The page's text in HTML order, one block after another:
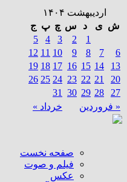
اردیبهشت ۱۴۰۴
ش ی د س چ پ ج
« فروردین خرداد »
1
2
3
4
5
6
7
8
9
10
11
12
13
14
15
16
17
18
19
20
21
22
23
24
25
26
27
28
29
30
31
صفحه نخست
فیلم و صوت
عکس